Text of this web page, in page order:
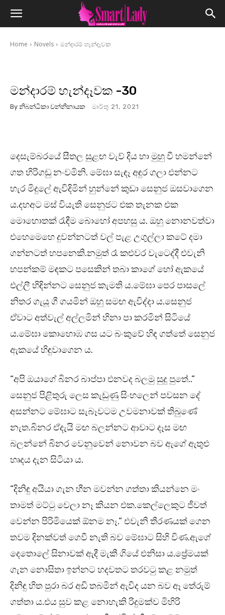
Home Novels මන්දාරම් හැන්දෑවක
මන්දාරම් හැන්දෑවක -30
By නිබන්ධිකා වන්නිනායක මාර්තු 21, 2021
දෙසැම්බරයේ සීතල සුළඟ වැව් දිය හා මුහු වී හමන්නේ
ගත හිරිගඩු නංවමිනි. මේඝා සැඳෑ අඳුර ගලා එන්නට
හැර මිදුලේ ඇවිදිමින් හුන්නේ කුඩා සෙනුජ ඔසවාගෙන
ය.දහඅට මස් වියැති සෙනුජට එක තැනක එක
මොහොතක් රැඳීම බොහෝ අපහසු ය. ඔහු නොනවත්වා
එහෙමෙහෙ දුවන්නටත් වල් පැළ උගුල්ලා කටේ දමා
ගන්නටත් හපනෙකි.නමුත් රෑ කළුවර වැටෙද්දී එවැනි
හපන්කම් මඳකට පසෙකින් තබා කාගේ හෝ ඇකයේ
එල්ලී හිඳින්නට සෙනුජ කැමති ය.මේඝා පෙර පාසලේ
නිතර ගැයූ ගී ගයමින් ඔහු සමඟ ඇවිද්දා ය.සෙනුජ
ඒවාට අ‍ත්වැල් අල්ලමින් හිනා පා කරමින් සිටියේ
ය.මේඝා කොහොඹ ගස යට බංකුවේ හිඳ ගත්තේ සෙනුජ
ඇකයේ හිඳුවාගෙන ය.
“අපි ඔයාගේ බිනර බාප්පා එනවද බලමු සුදු පුතේ..”
සෙනුජ පිළිතුරු ලෙස කැඩුණු සිංහලෙන් පවසන දේ
අසන්නට මේඝාට සැබෑවටම උවමනාවක් තිබුණේ
නැත.බිනර ඒදැයි මඟ බලන්නට ආවාට දෑස මඟ
බලන්නේ බිනර වෙනුවෙන් නොවන බව ඇගේ ඇතුළු
හෘදය දැන සිටියා ය.
“දිනිඳු අයියා ගැන හීන මවන්න ගත්තා කියන්නෙ මං
තාමත් මට්ටු වෙලා නෑ කියන එක.කෙල්ලෙකුට ජීවත්
වෙන්න පිරිමියෙක් ඕනම නෑ.” එවැනි තීරණයක් ගෙන
තවම දිනක්වත් ගෙවී නැති බව මේඝාට සිහි විණ.ඇගේ
දෙතොලේ සිනාවක් ඇදී මැකී ගියේ එනිසා ය.ප්‍රේමයක්
ගැන නොසිතා ඉන්නට හදවතට තරවටු කළ නමුත්
දිනිඳු හිත පුරා බර අඩි තබමින් ඇවිද යන බව ඈ තේරුම්
ගත්තා ය.එය සුව කළ නොහැකි රිදුමක්ව මිහිරි